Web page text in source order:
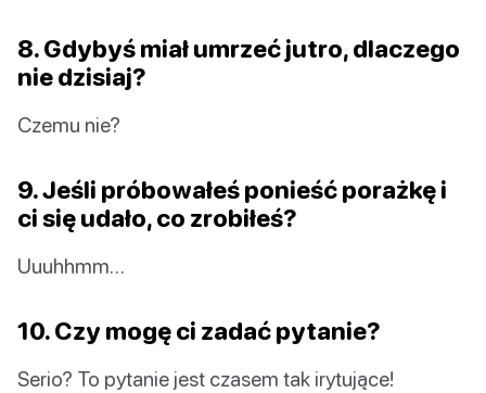
8. Gdybyś miał umrzeć jutro, dlaczego
nie dzisiaj?
Czemu nie?
9. Jeśli próbowałeś ponieść porażkę i
ci się udało, co zrobiłeś?
Uuuhhmm…
10. Czy mogę ci zadać pytanie?
Serio? To pytanie jest czasem tak irytujące!